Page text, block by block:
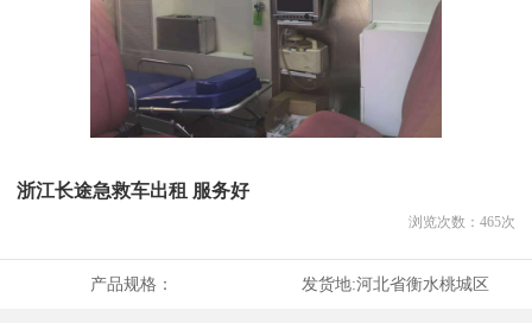
浙江长途急救车出租 服务好
浏览次数： 465次
产品规格： 发货地:河北省衡水桃城区